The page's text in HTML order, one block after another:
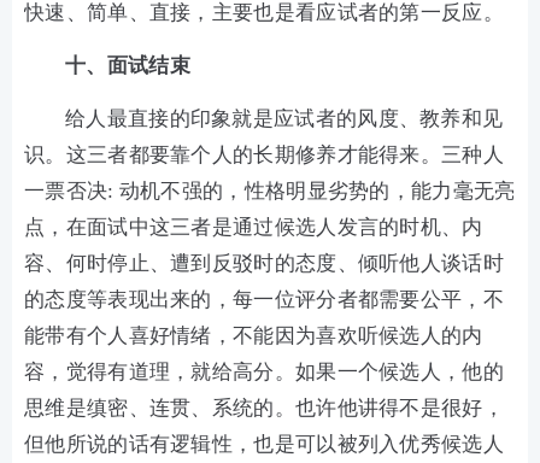
快速、简单、直接，主要也是看应试者的第一反应。
十、面试结束
给人最直接的印象就是应试者的风度、教养和见
识。这三者都要靠个人的长期修养才能得来。三种人
一票否决: 动机不强的，性格明显劣势的，能力毫无亮
点，在面试中这三者是通过候选人发言的时机、内
容、何时停止、遭到反驳时的态度、倾听他人谈话时
的态度等表现出来的，每一位评分者都需要公平，不
能带有个人喜好情绪，不能因为喜欢听候选人的内
容，觉得有道理，就给高分。如果一个候选人，他的
思维是缜密、连贯、系统的。也许他讲得不是很好，
但他所说的话有逻辑性，也是可以被列入优秀候选人